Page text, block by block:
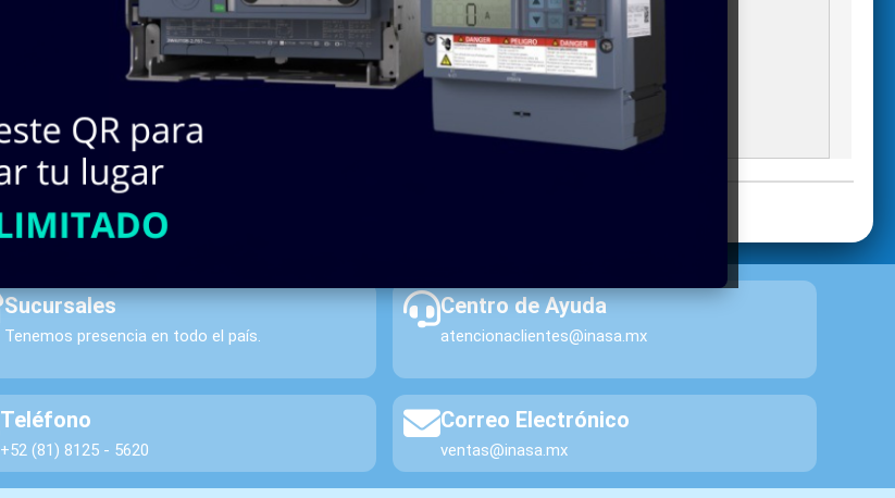
(Aún no hay productos agregados)
Sucursales
Tenemos presencia en todo el país.
Centro de Ayuda
atencionaclientes@inasa.mx
Teléfono
+52 (81) 8125 - 5620
Correo Electrónico
ventas@inasa.mx